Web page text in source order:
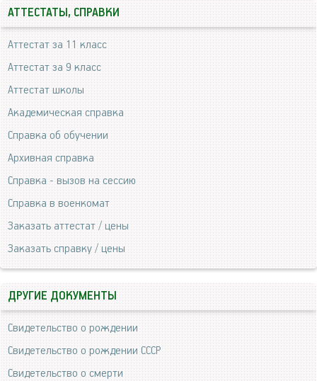
АТТЕСТАТЫ, СПРАВКИ
Аттестат за 11 класс
Аттестат за 9 класс
Аттестат школы
Академическая справка
Справка об обучении
Архивная справка
Справка - вызов на сессию
Справка в военкомат
Заказать аттестат / цены
Заказать справку / цены
ДРУГИЕ ДОКУМЕНТЫ
Свидетельство о рождении
Свидетельство о рождении СССР
Свидетельство о смерти